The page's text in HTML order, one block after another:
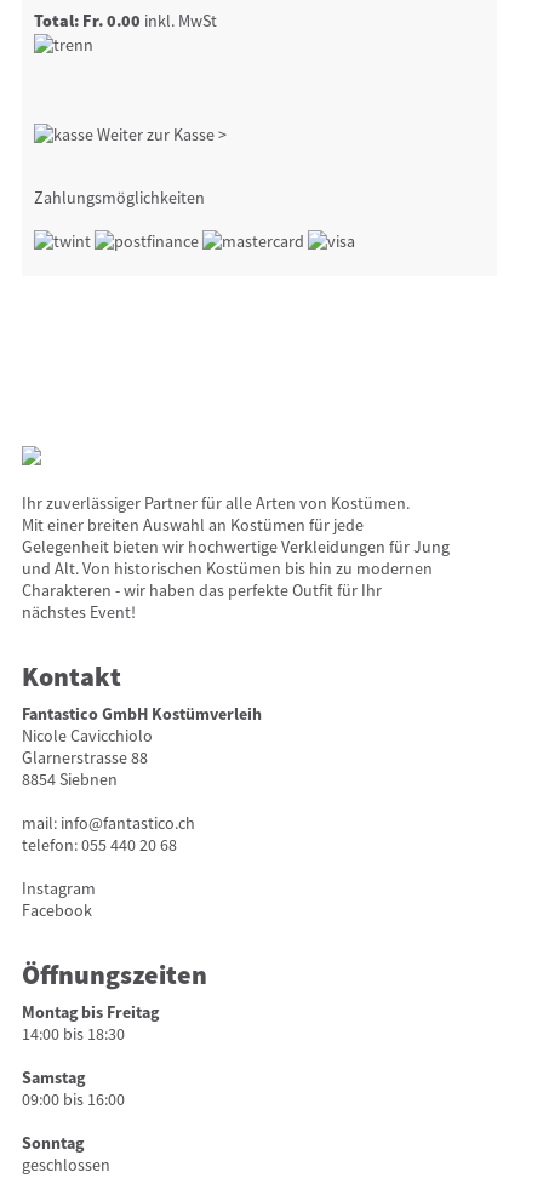
Total: Fr. 0.00 inkl. MwSt
Weiter zur Kasse >
Zahlungsmöglichkeiten
Ihr zuverlässiger Partner für alle Arten von Kostümen.
Mit einer breiten Auswahl an Kostümen für jede
Gelegenheit bieten wir hochwertige Verkleidungen für Jung
und Alt. Von historischen Kostümen bis hin zu modernen
Charakteren - wir haben das perfekte Outfit für Ihr
nächstes Event!
Kontakt
Fantastico GmbH Kostümverleih
Nicole Cavicchiolo
Glarnerstrasse 88
8854 Siebnen
mail: info@fantastico.ch
telefon:055 440 20 68
Instagram
Facebook
Öffnungszeiten
Montag bis Freitag
14:00 bis 18:30
Samstag
09:00 bis 16:00
Sonntag
geschlossen